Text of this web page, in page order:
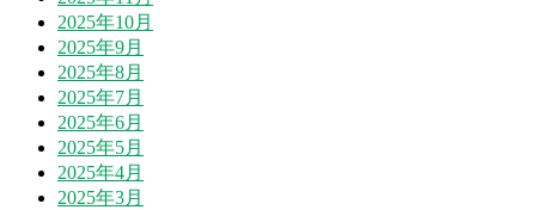
2025年10月
2025年9月
2025年8月
2025年7月
2025年6月
2025年5月
2025年4月
2025年3月